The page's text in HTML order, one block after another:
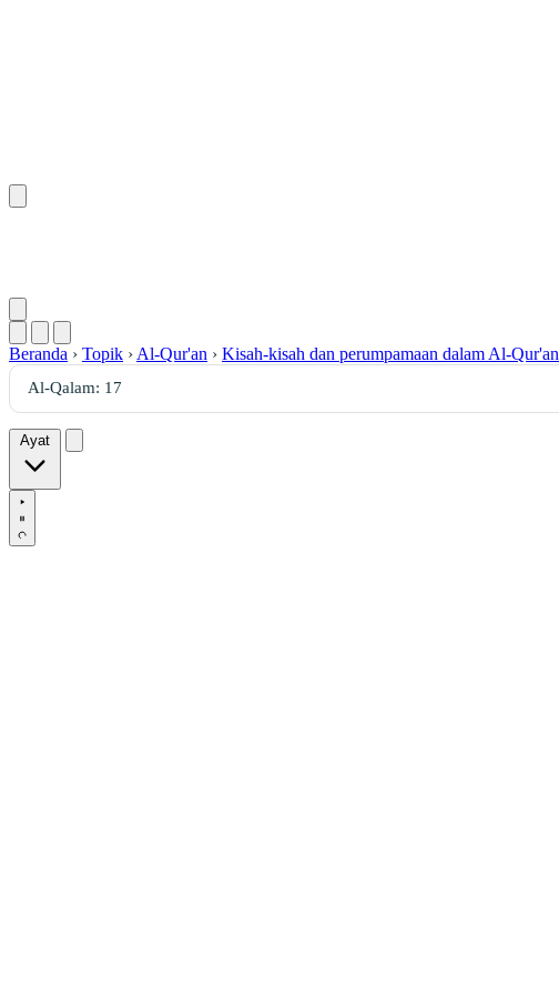
Beranda › Topik › Al-Qur'an › Kisah-kisah dan perumpamaan dalam Al-Qur'an
Ayat